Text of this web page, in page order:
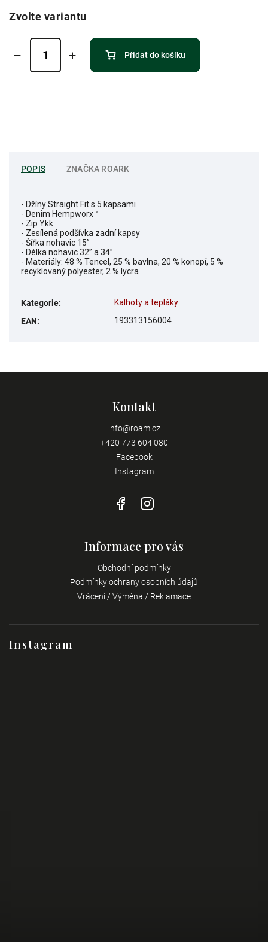
Zvolte variantu
Přidat do košíku
POPIS ZNAČKA ROARK
- Džíny Straight Fit s 5 kapsami
- Denim Hempworx™
- Zip Ykk
- Zesílená podšívka zadní kapsy
- Šířka nohavic 15”
- Délka nohavic 32” a 34”
- Materiály: 48 % Tencel, 25 % bavlna, 20 % konopí, 5 %
recyklovaný polyester, 2 % lycra
Kategorie:
Kalhoty a tepláky
EAN: 193313156004
Instagram
Kontakt
info@roam.cz
+420 773 604 080
Facebook
Instagram
Informace pro vás
Obchodní podmínky
Podmínky ochrany osobních údajů
Vrácení / Výměna / Reklamace